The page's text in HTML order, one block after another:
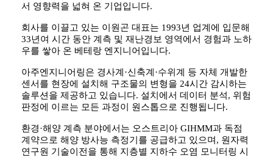
서 영향력을 넓혀 온 기업입니다.
회사를 이끌고 있는 이원곤 대표는 1993년 업계에 입문해
33년여 시간 동안 계측 및 재난경보 영역에서 경험과 노하
우를 쌓아 온 베테랑 엔지니어입니다.
아주엔지니어링은 경사계·신축계·수위계 등 자체 개발한
센서를 현장에 설치해 구조물의 변형을 24시간 감시하는
솔루션을 제공하고 있습니다. 설치에서 데이터 분석, 위험
판정에 이르는 모든 과정이 원스톱으로 진행됩니다.
환경·해양 계측 분야에서는 오스트리아 GIHMM과 독점
계약으로 해양 방사능 측정기를 공급하고 있으며, 원자력
연구원 기술이전을 통해 지층별 지하수 오염 모니터링 시